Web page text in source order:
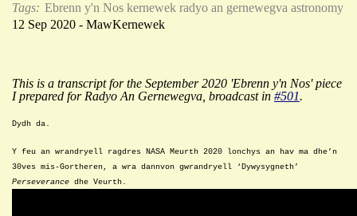
Tags: Ebrenn y'n Nos kernewek radyo an gernewegva astronomy
12 Sep 2020 - MawKernewek
This is a transcript for the September 2020 'Ebrenn y'n Nos' piece
I prepared for Radyo An Gernewegva, broadcast in #501.
Dydh da.
Y feu an wrandryell ragdres NASA Meurth 2020 lonchys an hav ma dhe’n
30ves mis-Gortheren, a wra dannvon gwrandryell ‘Dywysygneth’
Perseverance dhe Veurth.